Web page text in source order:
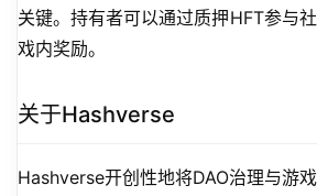
关键。持有者可以通过质押HFT参与
戏内奖励。
关于Hashverse
Hashverse开创性地将DAO治理与游